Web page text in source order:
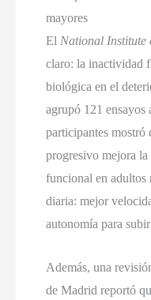
mayores
El National Institute
claro: la inactividad
biológica en el
agrupó 121 ensayos
participantes mostró
progresivo mejora
funcional en adultos
diaria: mejor
autonomía para subir
Además, una
de Madrid reportó